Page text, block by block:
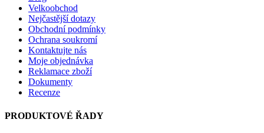
Velkoobchod
Nejčastější dotazy
Obchodní podmínky
Ochrana soukromí
Kontaktujte nás
Moje objednávka
Reklamace zboží
Dokumenty
Recenze
PRODUKTOVÉ ŘADY